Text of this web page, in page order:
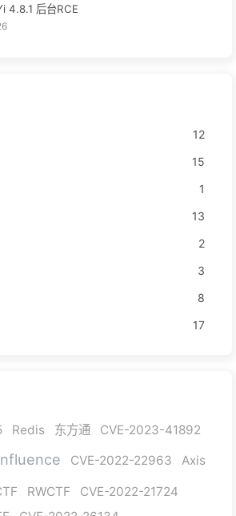
4.8.1 后台RCE
12
15
1
13
2
3
8
17
Redis 东方通 CVE-2023-41892
CVE-2022-22963 Axis
RWCTF
CVE-2022-21724